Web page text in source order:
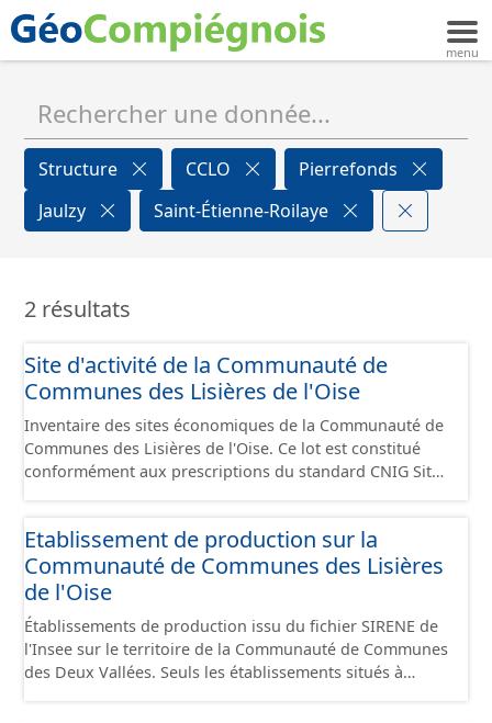
Structure CCLO
Pierrefonds
Jaulzy
Saint-Étienne-Roilaye
2 résultats
Site d'activité de la Communauté de
Communes des Lisières de l'Oise
Inventaire des sites économiques de la Communauté de
Communes des Lisières de l'Oise. Ce lot est constitué
conformément aux prescriptions du standard CNIG Sites
Etablissement de production sur la
Communauté de Communes des Lisières
de l'Oise
Établissements de production issu du fichier SIRENE de
l'Insee sur le territoire de la Communauté de Communes
des Deux Vallées. Seuls les établissements situés à